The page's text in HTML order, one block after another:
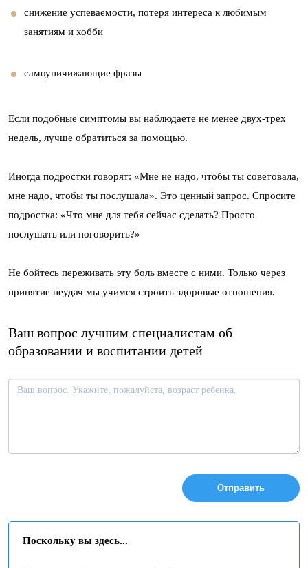
снижение успеваемости, потеря интереса к любимым
занятиям и хобби
самоуничижающие фразы
Если подобные симптомы вы наблюдаете не менее двух-трех
недель, лучше обратиться за помощью.
Иногда подростки говорят: «Мне не надо, чтобы ты советовала,
мне надо, чтобы ты послушала». Это ценный запрос. Спросите
подростка: «Что мне для тебя сейчас сделать? Просто
послушать или поговорить?»
Не бойтесь переживать эту боль вместе с ними. Только через
принятие неудач мы учимся строить здоровые отношения.
Ваш вопрос лучшим специалистам об
образовании и воспитании детей
а
Поскольку вы здесь...